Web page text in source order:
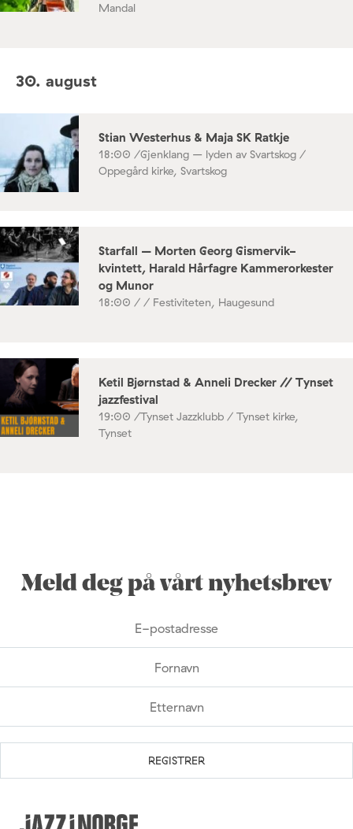
Mandal
30. august
Stian Westerhus & Maja SK Ratkje
18:00 /Gjenklang – lyden av Svartskog /
Oppegård kirke, Svartskog
Starfall – Morten Georg Gismervik-
kvintett, Harald Hårfagre Kammerorkester
og Munor
18:00 / / Festiviteten, Haugesund
Ketil Bjørnstad & Anneli Drecker // Tynset
jazzfestival
19:00 /Tynset Jazzklubb / Tynset kirke,
Tynset
Meld deg på vårt nyhetsbrev